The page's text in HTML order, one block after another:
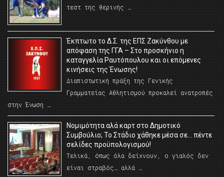
τεστ της θερινής …
Έκπτωτο το Δ.Σ. της ΕΠΣ Ζακύνθου με
απόφαση της ΓΓΑ – Στο προσκήνιο η
καταγγελία Ραυτόπουλου και οι επόμενες
κινήσεις της Ένωσης!
Διαπιστωτική πράξη της Γενικής
Γραμματείας Αθλητισμού προκαλεί ανατροπές
στην Ένωση …
Νομιμότητα αλά καρτ στο Δημοτικό
Συμβούλιο; Το Στάδιο χάθηκε μέσα σε… πέντε
σελίδες προϋπολογισμού!
Τελικά, όπως όλα δείχνουν, ο γιαλός δεν
είναι στραβός… αλλά …